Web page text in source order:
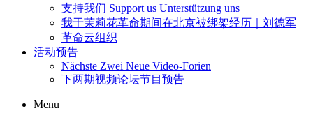
支持我们 Support us Unterstützung uns
我于茉莉花革命期间在北京被绑架经历｜刘德军
革命云组织
活动预告
Nächste Zwei Neue Video-Forien
下两期视频论坛节目预告
Menu